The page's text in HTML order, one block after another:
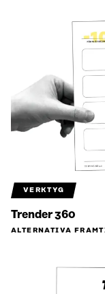
VERKTYG
Trender 360
ALTERNATIVA